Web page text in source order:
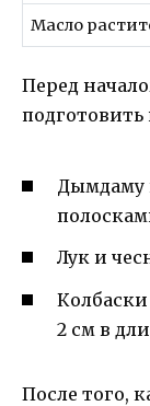
Масло
Перед
Дымдаму
Лук и
2 см в
После того,